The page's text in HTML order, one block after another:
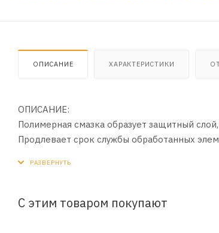
ОПИСАНИЕ ХАРАКТЕРИСТИКИ
ОПИСАНИЕ:
Полимерная смазка образует защитный
Продлевает срок службы обработанных
ПРИМЕНЕНИЕ:
С этим товаром покупают